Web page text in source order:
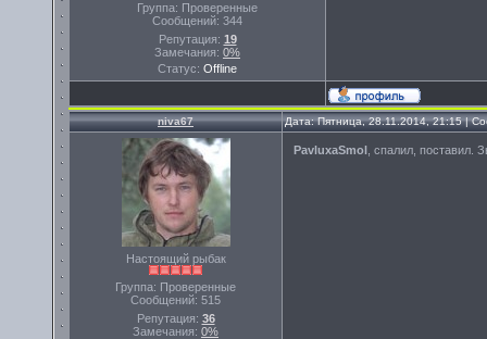
Группа: Проверенные
Сообщений: 344
Репутация: 19
Замечания: 0%
Статус: Offline
niva67 Дата: Пятница, 28.11.2014, 21:15 |
Настоящий рыбак
Группа: Проверенные
Сообщений: 515
Репутация: 36
Замечания: 0%
PavluxaSmol , спалил, поставил.